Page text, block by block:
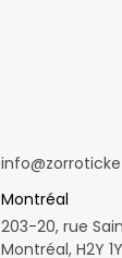
Montréal
203-20, rue
Montréal, H2Y